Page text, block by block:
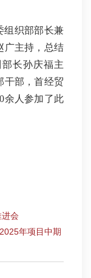
组织部部长兼
主持， 总结
长孙庆福主
干部，首经贸
余人参加了此
进会
年项目中期